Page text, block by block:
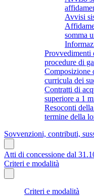
Avvisi
somma
Provvedimenti
procedure di
Composizione
curricula dei
Contratti di
superiore a 1
Resoconti
termine della
Sovvenzioni, contributi,
Atti di concessione dal
Criteri e modalità
Criteri e modalità